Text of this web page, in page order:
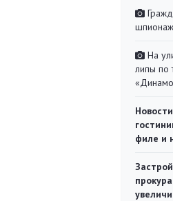
На
липы по
филе и